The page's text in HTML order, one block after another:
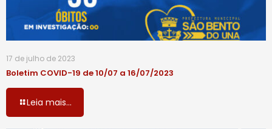
17 de julho de 2023
Boletim COVID-19 de 10/07 a 16/07/2023
Leia mais...